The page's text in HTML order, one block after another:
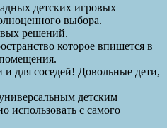
детских игровых
выбора.
решений.
которое впишется в
для соседей! Довольные дети,
детским
использовать с самого